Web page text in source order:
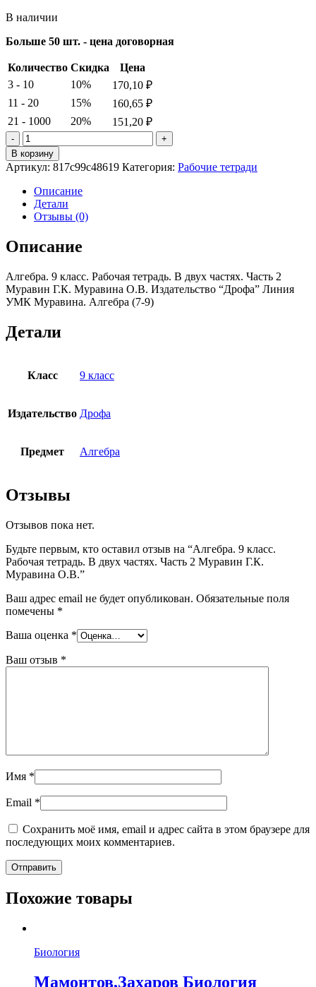
В наличии
Больше 50 шт. - цена договорная
Количество Скидка
Цена
3 - 10
10% 170,10 ₽
11 - 20
15% 160,65 ₽
21 - 1000
20% 151,20 ₽
Количество
товара
Алгебра.
класс.
Рабочая
тетрадь.
частях.
2
Муравин
Г.К.
О.В.
В корзину
Артикул: 817c99c48619 Категория: Рабочие тетради
Описание
Детали
Отзывы (0)
Описание
Алгебра. 9 класс. Рабочая тетрадь. В двух частях. Часть 2
Муравин Г.К. Муравина О.В. Издательство “Дрофа” Линия
УМК Муравина. Алгебра (7-9)
Детали
Класс 9 класс
Издательство Дрофа
Предмет Алгебра
Отзывы
Отзывов пока нет.
Будьте первым, кто оставил отзыв на “Алгебра. 9 класс.
Рабочая тетрадь. В двух частях. Часть 2 Муравин Г.К.
Муравина О.В.”
Ваш адрес email не будет опубликован. Обязательные поля
помечены *
Ваша оценка *
Ваш отзыв *
Имя *
Email *
Сохранить моё имя, email и адрес сайта в этом браузере для
последующих моих комментариев.
Похожие товары
Биология
Мамонтов,Захаров Биология